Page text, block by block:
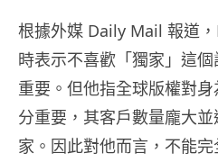
根據外媒 Daily Mail 報道
時表示不喜歡「獨家」這
重要。但他指全球版權對
分重要，其客戶數量龐大
家。因此對他而言，不能